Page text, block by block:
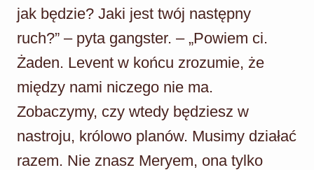
jak będzie? Jaki jest twój następny
ruch?” – pyta gangster. – „Powiem ci.
Żaden. Levent w końcu zrozumie, że
między nami niczego nie ma.
Zobaczymy, czy wtedy będziesz w
nastroju, królowo planów. Musimy działać
razem. Nie znasz Meryem, ona tylko